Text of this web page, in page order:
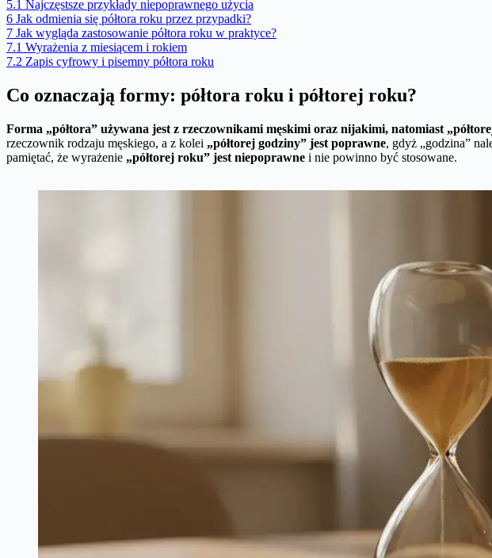
5.1 Najczęstsze przykłady niepoprawnego użycia
6 Jak odmienia się półtora roku przez przypadki?
7 Jak wygląda zastosowanie półtora roku w praktyce?
7.1 Wyrażenia z miesiącem i rokiem
7.2 Zapis cyfrowy i pisemny półtora roku
Co oznaczają formy: półtora roku i półtorej roku?
Forma „półtora” używana jest z rzeczownikami męskimi oraz nijakimi, natomiast
rzeczownik rodzaju męskiego, a z kolei „półtorej godziny” jest poprawne, gdyż „godzina”
pamiętać, że wyrażenie „półtorej roku” jest niepoprawne i nie powinno być stosowane.